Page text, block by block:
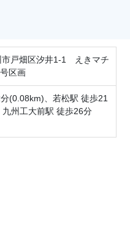
市戸畑区汐井1-1 えきマチ
区画
(0.08km)、若松駅 徒歩21
州工大前駅 徒歩26分